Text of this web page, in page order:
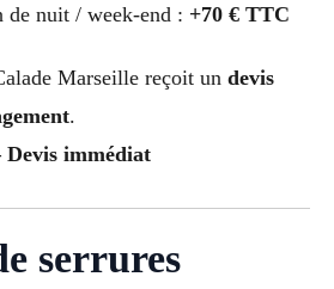
de nuit / week-end : +70 € TTC
Marseille reçoit un devis
.
Devis immédiat
serrures